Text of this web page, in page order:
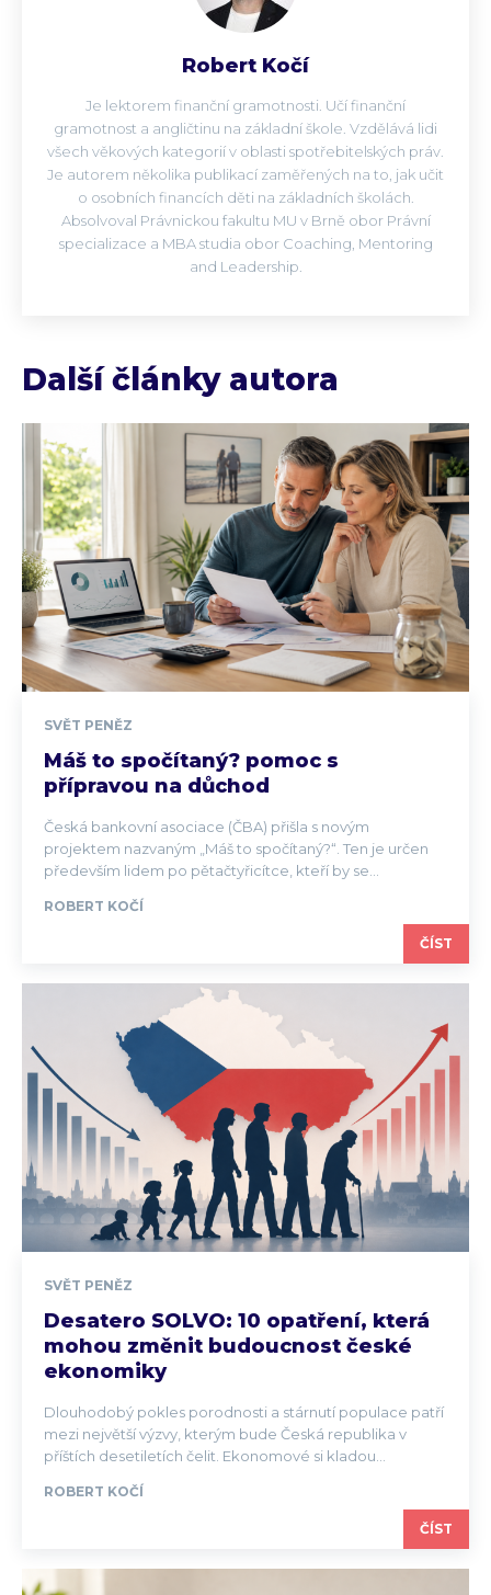
Robert Kočí
Je lektorem finanční gramotnosti. Učí finanční
gramotnost a angličtinu na základní škole. Vzdělává lidi
všech věkových kategorií v oblasti spotřebitelských práv.
Je autorem několika publikací zaměřených na to, jak učit
o osobních financích děti na základních školách.
Absolvoval Právnickou fakultu MU v Brně obor Právní
specializace a MBA studia obor Coaching, Mentoring
and Leadership.
Další články autora
SVĚT PENĚZ
Máš to spočítaný? pomoc s
přípravou na důchod
Česká bankovní asociace (ČBA) přišla s novým
projektem nazvaným „Máš to spočítaný?“. Ten je určen
především lidem po pětačtyřicítce, kteří by se...
ROBERT KOČÍ
ČÍST
SVĚT PENĚZ
Desatero SOLVO: 10 opatření, která
mohou změnit budoucnost české
ekonomiky
Dlouhodobý pokles porodnosti a stárnutí populace patří
mezi největší výzvy, kterým bude Česká republika v
příštích desetiletích čelit. Ekonomové si kladou...
ROBERT KOČÍ
ČÍST